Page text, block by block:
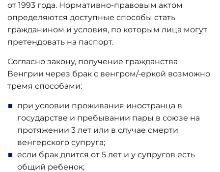
от 1993 года. Нормативно-правовым актом
определяются доступные способы стать
гражданином и условия, по которым лица могут
претендовать на паспорт.
Согласно закону, получение гражданства
Венгрии через брак с венгром/-еркой возможно
тремя способами:
при условии проживания иностранца в
государстве и пребывании пары в союзе на
протяжении 3 лет или в случае смерти
венгерского супруга;
если брак длится от 5 лет и у супругов есть
общий ребенок;